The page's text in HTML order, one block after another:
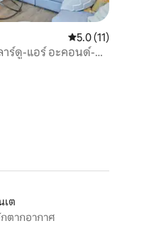
คะแนนเฉลี่ย 5.0 จาก
5.0 (11)
าร์ดู-แอร์ อะคอนด์-
เต
ตากอากาศ